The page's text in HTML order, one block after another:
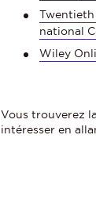
national
Wiley
Vous trouverez
intéresser en